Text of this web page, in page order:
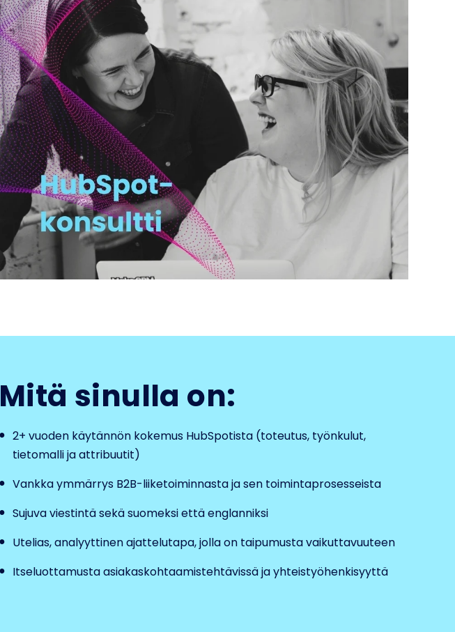
Mitä sinulla on:
2+ vuoden käytännön kokemus HubSpotista (toteutus, työnkulut,
tietomalli ja attribuutit)
Vankka ymmärrys B2B-liiketoiminnasta ja sen toimintaprosesseista
Sujuva viestintä sekä suomeksi että englanniksi
Utelias, analyyttinen ajattelutapa, jolla on taipumusta vaikuttavuuteen
Itseluottamusta asiakaskohtaamistehtävissä ja yhteistyöhenkisyyttä